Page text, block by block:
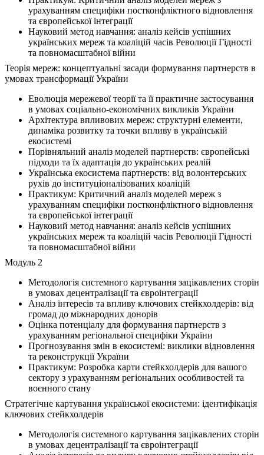
урахуванням специфіки постконфліктного відновлення
та європейської інтеграції
Науковий метод навчання: аналіз кейсів успішних
українських мереж та коаліцій часів Революції Гідності
та повномасштабної війни
Теорія мереж: концептуальні засади формування партнерств в
умовах трансформації України
Еволюція мережевої теорії та її практичне застосування
в умовах соціально-економічних викликів України
Архітектура впливових мереж: структурні елементи,
динаміка розвитку та точки впливу в українській
екосистемі
Порівняльний аналіз моделей партнерств: європейські
підходи та їх адаптація до українських реалій
Українська екосистема партнерств: від волонтерських
рухів до інституціоналізованих коаліцій
Практикум: Критичний аналіз моделей мереж з
урахуванням специфіки постконфліктного відновлення
та європейської інтеграції
Науковий метод навчання: аналіз кейсів успішних
українських мереж та коаліцій часів Революції Гідності
та повномасштабної війни
Модуль 2
Методологія системного картування зацікавлених сторін
в умовах децентралізації та євроінтеграції
Аналіз інтересів та впливу ключових стейкхолдерів: від
громад до міжнародних донорів
Оцінка потенціалу для формування партнерств з
урахуванням регіональної специфіки України
Прогнозування змін в екосистемі: виклики відновлення
та реконструкції України
Практикум: Розробка карти стейкхолдерів для вашого
сектору з урахуванням регіональних особливостей та
воєнного стану
Стратегічне картування української екосистеми: ідентифікація
ключових стейкхолдерів
Методологія системного картування зацікавлених сторін
в умовах децентралізації та євроінтеграції